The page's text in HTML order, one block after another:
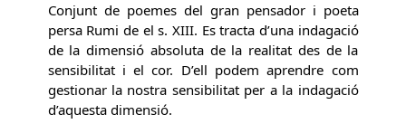
Conjunt de poemes del gran pensador i poeta
persa Rumi de el s. XIII. Es tracta d’una indagació
de la dimensió absoluta de la realitat des de la
sensibilitat i el cor. D’ell podem aprendre com
gestionar la nostra sensibilitat per a la indagació
d’aquesta dimensió.